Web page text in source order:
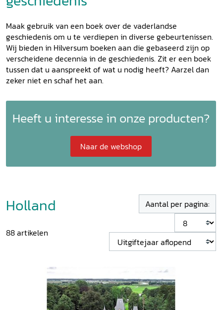
Maak gebruik van een boek over de vaderlandse
geschiedenis om u te verdiepen in diverse gebeurtenissen.
Wij bieden in Hilversum boeken aan die gebaseerd zijn op
verscheidene decennia in de geschiedenis. Zit er een boek
tussen dat u aanspreekt of wat u nodig heeft? Aarzel dan
zeker niet en schaf het aan.
Heeft u interesse in onze producten?
Naar de webshop
Holland
88artikelen
Aantal per pagina: